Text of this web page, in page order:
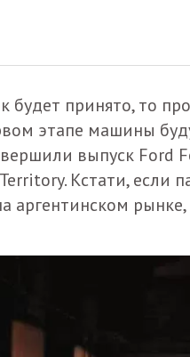
будет принято, то
этапе машины
выпуск Ford
Кстати, если
аргентинском